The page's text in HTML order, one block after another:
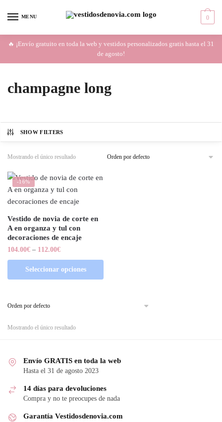
MENU 0
🔥 ¡Envío gratuito en toda la web y vestidos personalizados gratis hasta el 31
de agosto!
champagne long
SHOW FILTERS
Mostrando el único resultado
-16%
Vestido de novia de corte en
A en organza y tul con
decoraciones de encaje
104.00€ – 112.00€
Seleccionar opciones
Mostrando el único resultado
Envío GRATIS en toda la web
Hasta el 31 de agosto 2023
14 días para devoluciones
Compra y no te preocupes de nada
Garantía Vestidosdenovia.com